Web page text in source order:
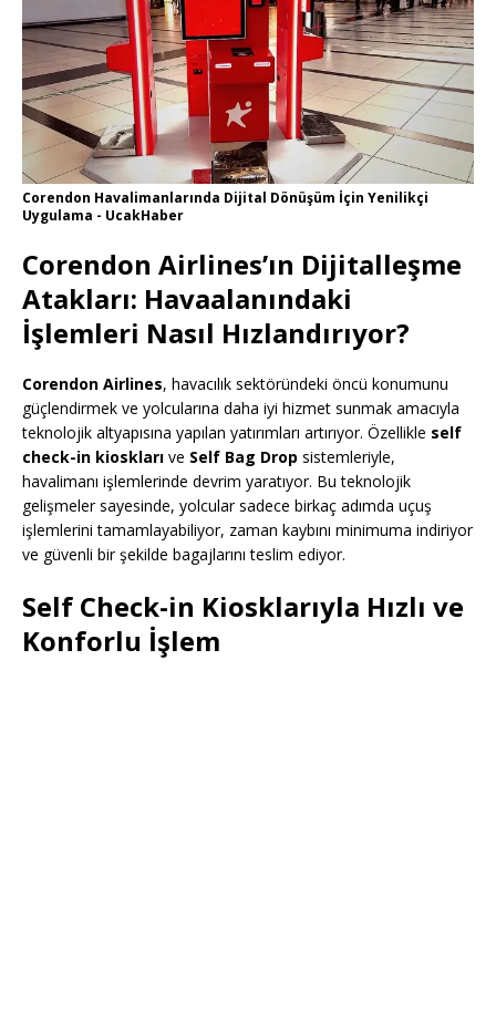
Corendon Havalimanlarında Dijital Dönüşüm İçin Yenilikçi
Uygulama - UcakHaber
Corendon Airlines’ın Dijitalleşme
Atakları: Havaalanındaki
İşlemleri Nasıl Hızlandırıyor?
Corendon Airlines, havacılık sektöründeki öncü konumunu
güçlendirmek ve yolcularına daha iyi hizmet sunmak amacıyla
teknolojik altyapısına yapılan yatırımları artırıyor. Özellikle self
check-in kioskları ve Self Bag Drop sistemleriyle,
havalimanı işlemlerinde devrim yaratıyor. Bu teknolojik
gelişmeler sayesinde, yolcular sadece birkaç adımda uçuş
işlemlerini tamamlayabiliyor, zaman kaybını minimuma indiriyor
ve güvenli bir şekilde bagajlarını teslim ediyor.
Self Check-in Kiosklarıyla Hızlı ve
Konforlu İşlem